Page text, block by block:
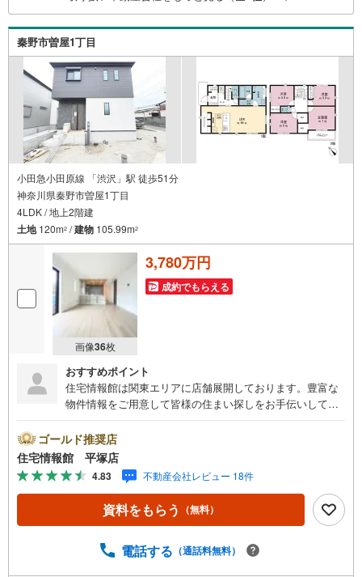
の事ならなんでもご相談いただけます。お客様の要望をお
伺いしながら誠心誠意、全力でサポートさせて頂きます。
お客様一人一人に合わせたライフプランのご提案をさせて
いただきます。お気軽にご相談ください。
秦野市曽屋1丁目
小田急小田原線 「渋沢」駅 徒歩51分
神奈川県秦野市曽屋1丁目
4LDK / 地上2階建
土地120m2 /建物 105.99m2
画像36枚
3,780万円
成約でもらえる
おすすめポイント
住宅情報館は関東エリアに店舗展開しております。豊富な
物件情報をご用意して皆様の住まい探しをお手伝いしてお
さい。【営業時間 10:00～19:00 火曜・水曜（祝日の場
合は営業いたします）】「資料請求」「内覧」のお問い合
わせは上記時間内ですとスムーズにご対応が可能です。ス
タッフ一同お客様のお問合せをお待ちしております。【住
宅ローン相談会】開催中無理のない住宅ローンの試算やご
購入の際にかかる諸費用の概算も行っております。しっか
気軽にご相談ください。お客様第一主義をモット-にお引越
ゴールド推奨店
住宅情報館 平塚店
4.83 不動産会社レビュー 18件
資料をもらう （無料）
電話する （通話料無料）